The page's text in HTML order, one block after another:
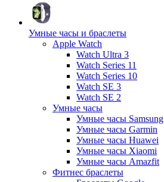
Умные часы и браслеты
Apple Watch
Watch Ultra 3
Watch Series 11
Watch Series 10
Watch SE 3
Watch SE 2
Умные часы
Умные часы Samsung
Умные часы Garmin
Умные часы Huawei
Умные часы Xiaomi
Умные часы Amazfit
Фитнес браслеты